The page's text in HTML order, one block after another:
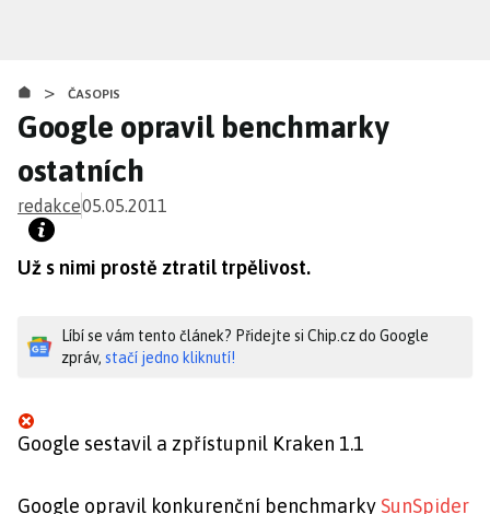
obsahu
> ČASOPIS
Google opravil benchmarky
ostatních
redakce05.05.2011
Už s nimi prostě ztratil trpělivost.
Líbí se vám tento článek? Přidejte si Chip.cz do Google
zpráv, stačí jedno kliknutí!
Google sestavil a zpřístupnil Kraken 1.1
Google opravil konkurenční benchmarky SunSpider